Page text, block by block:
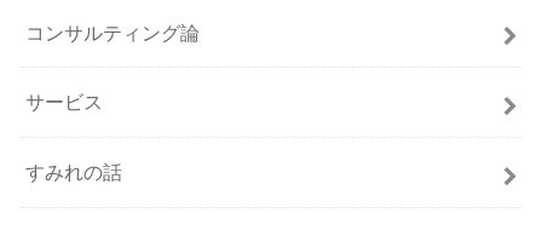
コンサルティング論
サービス
すみれの話